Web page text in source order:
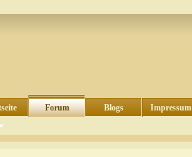
Forum Blogs Impressum